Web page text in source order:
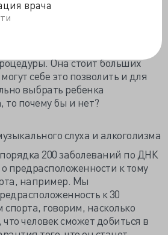
врача
странах такого запрета
странах такую услугу
медицинские
Она стоит больших
себе это позволить и для
выбрать ребенка
то почему бы и нет?
слуха и алкоголизма
200 заболеваний по ДНК
предрасположенности к тому
например. Мы
к 30
говорим, насколько
человек сможет добиться в